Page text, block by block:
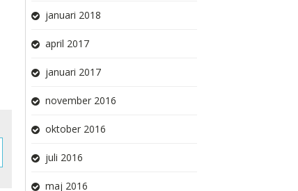
januari 2018
april 2017
januari 2017
november 2016
oktober 2016
juli 2016
maj 2016